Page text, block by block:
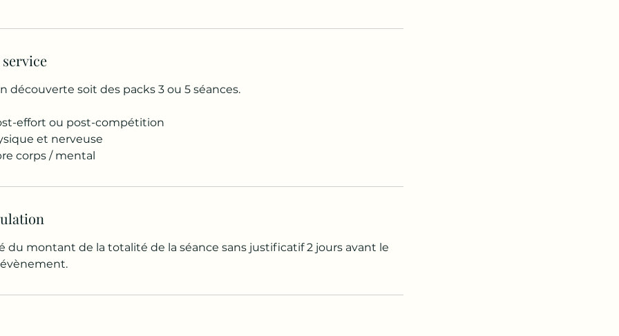
découverte soit des packs 3 ou 5 séances.
effort ou post-compétition
et nerveuse
corps / mental
du montant de la totalité de la séance sans justificatif 2 jours avant le